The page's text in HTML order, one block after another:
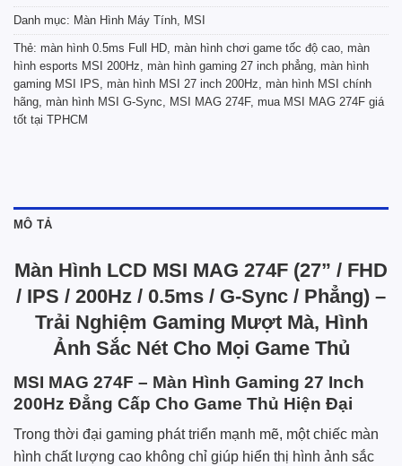
Danh mục: Màn Hình Máy Tính MSI
Thẻ: màn hình 0.5ms Full HD màn hình chơi game tốc độ cao màn
hình esports MSI 200Hz màn hình gaming 27 inch phẳng màn hình
gaming MSI IPS màn hình MSI 27 inch 200Hz màn hình MSI chính
hãng màn hình MSI G-Sync MSI MAG 274F, mua MSI MAG 274F giá
tốt tại TPHCM
MÔ TẢ
Màn Hình LCD MSI MAG 274F (27” / FHD
/ IPS / 200Hz / 0.5ms / G-Sync / Phẳng) –
Trải Nghiệm Gaming Mượt Mà, Hình
Ảnh Sắc Nét Cho Mọi Game Thủ
MSI MAG 274F – Màn Hình Gaming 27 Inch
200Hz Đẳng Cấp Cho Game Thủ Hiện Đại
Trong thời đại gaming phát triển mạnh mẽ, một chiếc màn
hình chất lượng cao không chỉ giúp hiển thị hình ảnh sắc